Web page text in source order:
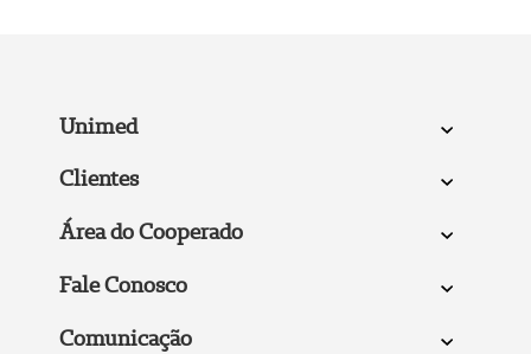
Unimed
Clientes
Área do Cooperado
Fale Conosco
Comunicação